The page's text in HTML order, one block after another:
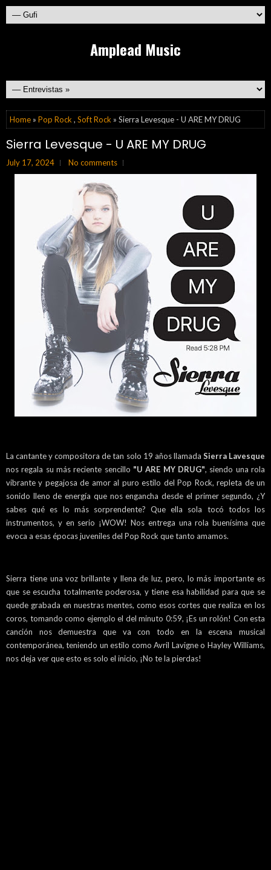
Amplead Music
Home » Pop Rock , Soft Rock » Sierra Levesque - U ARE MY DRUG
Sierra Levesque - U ARE MY DRUG
July 17, 2024 No comments
La cantante y compositora de tan solo 19 años llamada Sierra Lavesque
nos regala su más reciente sencillo "U ARE MY DRUG", siendo una rola
vibrante y pegajosa de amor al puro estilo del Pop Rock, repleta de un
sonido lleno de energía que nos engancha desde el primer segundo, ¿Y
sabes qué es lo más sorprendente? Que ella sola tocó todos los
instrumentos, y en serio ¡WOW! Nos entrega una rola buenísima que
evoca a esas épocas juveniles del Pop Rock que tanto amamos.
Sierra tiene una voz brillante y llena de luz, pero, lo más importante es
que se escucha totalmente poderosa, y tiene esa habilidad para que se
quede grabada en nuestras mentes, como esos cortes que realiza en los
coros, tomando como ejemplo el del minuto 0:59, ¡Es un rolón! Con esta
canción nos demuestra que va con todo en la escena musical
contemporánea, teniendo un estilo como Avril Lavigne o Hayley Williams,
nos deja ver que esto es solo el inicio, ¡No te la pierdas!